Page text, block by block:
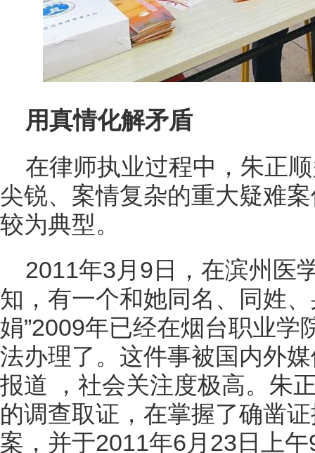
用真情化解矛盾
在律师执业过程中，朱正
尖锐、案情复杂的重大疑难
较为典型。
2011年3月9日，在滨州医
知，有一个和她同名、同姓
娟”2009年已经在烟台职业学
法办理了。这件事被国内外
报道 ，社会关注度极高。朱
的调查取证，在掌握了确凿
案，并于2011年6月23日上